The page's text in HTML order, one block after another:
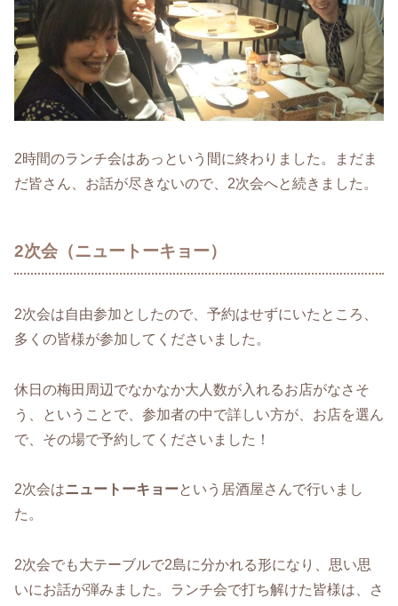
2時間のランチ会はあっという間に終わりました。まだま
だ皆さん、お話が尽きないので、2次会へと続きました。
2次会（ニュートーキョー）
2次会は自由参加としたので、予約はせずにいたところ、
多くの皆様が参加してくださいました。
休日の梅田周辺でなかなか大人数が入れるお店がなさそ
う、ということで、参加者の中で詳しい方が、お店を選ん
で、その場で予約してくださいました！
2次会はニュートーキョーという居酒屋さんで行いまし
た。
2次会でも大テーブルで2島に分かれる形になり、思い思
いにお話が弾みました。ランチ会で打ち解けた皆様は、さ